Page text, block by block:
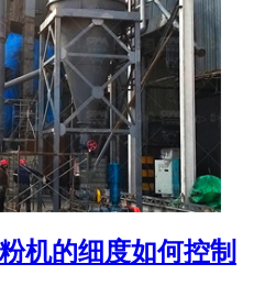
机的细度如何控制